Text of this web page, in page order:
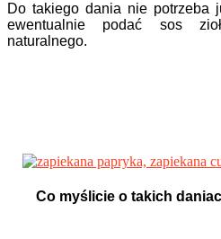
Do takiego dania nie potrzeba
ewentualnie podać sos
naturalnego.
Co myślicie o takich